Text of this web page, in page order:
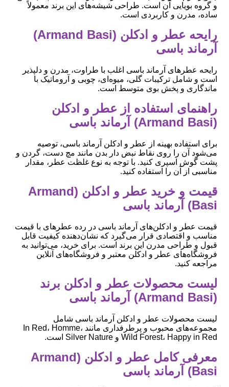
و گروه بویایی آن است. طراحی شیشه‌های این برند معمولاً
ساده، مدرن و کاربردی است.
رایحه عطر و ادکلن (Armand Basi)
آرماند باسی
رایحه عطرهای آرماند باسی اغلب با طراوت، مدرن و دلپذیر
است و شامل ترکیبات گلی، میوه‌ای، چوبی و آروماتیک با
ماندگاری و پخش بوی متوسط است.
راهنمای استفاده از عطر و ادکلن
(Armand Basi) آرماند باسی
برای استفاده بهینه از عطر و ادکلن آرماند باسی، توصیه
می‌شود آن را روی نقاط نبض دار بدن مانند مچ دست، گردن و
پشت گوش اسپری کنید. با توجه به نوع غلظت عطر، مقدار
مناسبی از آن را استفاده کنید.
قیمت و خرید عطر و ادکلن (Armand
Basi) آرماند باسی
قیمت عطر و ادکلن‌های آرماند باسی در رده عطرهای با قیمت
مناسب و اقتصادی قرار می‌گیرد که نشان‌دهنده کیفیت قابل
قبول و طراحی مدرن این برند است. برای خرید، می‌توانید به
فروشگاه‌های عطر و ادکلن معتبر و فروشگاه‌های آنلاین
مراجعه کنید.
لیست محصولات عطر و ادکلن برند
(Armand Basi) آرماند باسی
لیست محصولات عطر و ادکلن آرماند باسی شامل
مجموعه‌های محبوب و پرطرفداری مانند In Red، Homme،
Wild Forest، Happy in Red و Silver Nature است.
معرفی کامل عطر و ادکلن (Armand
Basi) آرماند باسی